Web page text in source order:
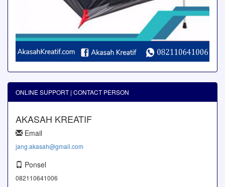
ONLINE SUPPORT | CONTACT PERSON
AKASAH KREATIF
Email
jang.akasah@gmail.com
Ponsel
082110641006